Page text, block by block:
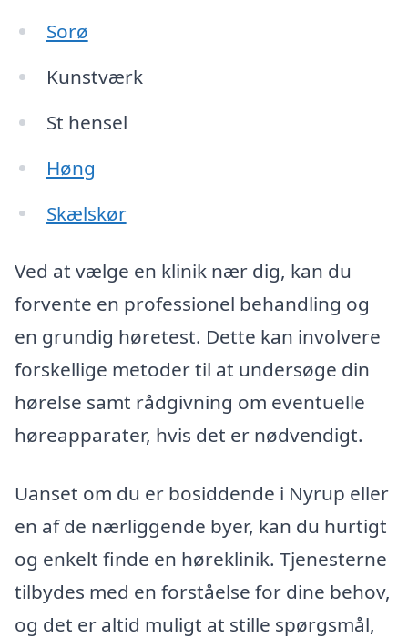
Sorø
Kunstværk
St hensel
Høng
Skælskør
Ved at vælge en klinik nær dig, kan du
forvente en professionel behandling og
en grundig høretest. Dette kan involvere
forskellige metoder til at undersøge din
hørelse samt rådgivning om eventuelle
høreapparater, hvis det er nødvendigt.
Uanset om du er bosiddende i Nyrup eller
en af de nærliggende byer, kan du hurtigt
og enkelt finde en høreklinik. Tjenesterne
tilbydes med en forståelse for dine behov,
og det er altid muligt at stille spørgsmål,